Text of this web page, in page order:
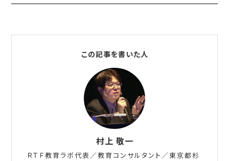
この記事を書いた人
村上 敬一
ＲＴＦ教育ラボ代表／教育コンサルタント／東京都杉